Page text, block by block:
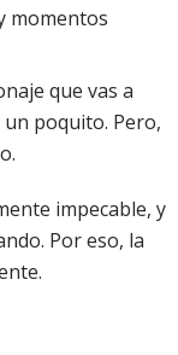
momentos
que vas a
poquito. Pero,
impecable, y
Por eso, la